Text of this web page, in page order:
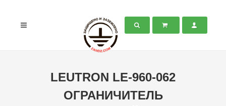
LEUTRON LE-960-062
ОГРАНИЧИТЕЛЬ